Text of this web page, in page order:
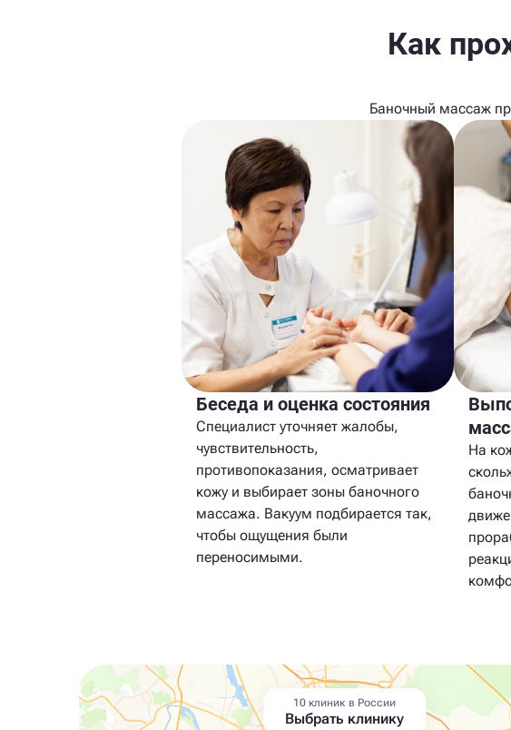
Как
Баночный массаж
Беседа и оценка состояния
Специалист уточняет жалобы,
чувствительность,
противопоказания, осматривает
кожу и выбирает зоны баночного
массажа. Вакуум подбирается так,
чтобы ощущения были
переносимыми.
На
10 клиник в России
Выбрать клинику